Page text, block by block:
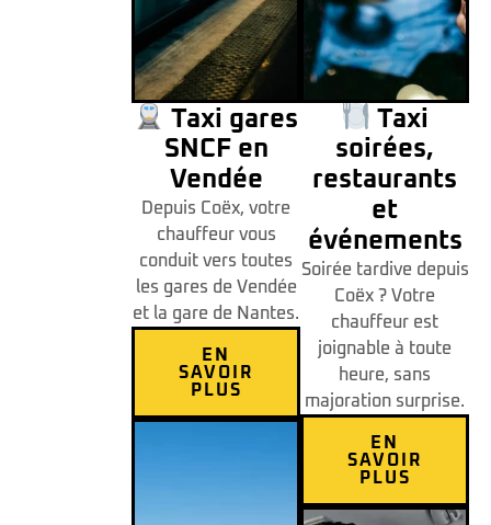
Taxi gares
SNCF en
Vendée
Depuis Coëx, votre
chauffeur vous
conduit vers toutes
les gares de Vendée
et la gare de Nantes.
EN
SAVOIR
PLUS
Taxi
soirées,
restaurants
et
événements
Soirée tardive depuis
Coëx ? Votre
chauffeur est
joignable à toute
heure, sans
majoration surprise.
EN
SAVOIR
PLUS